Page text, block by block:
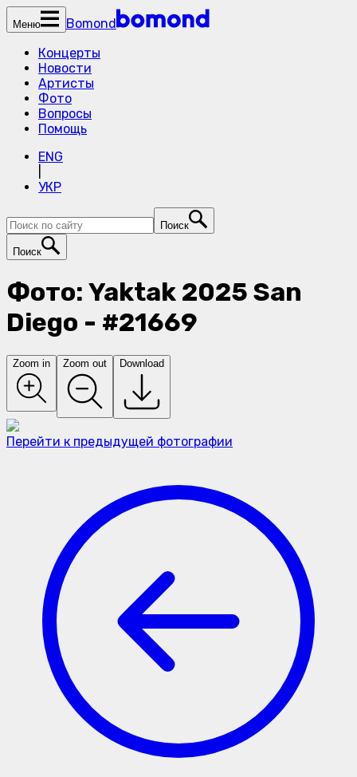
Меню
Bomond
Концерты
Новости
Артисты
Фото
Вопросы
Помощь
ENG
УКР
Поиск
Поиск
Фото: Yaktak 2025 San
Diego - #21669
Zoom in Zoom out Download
Перейти к предыдущей фотографии